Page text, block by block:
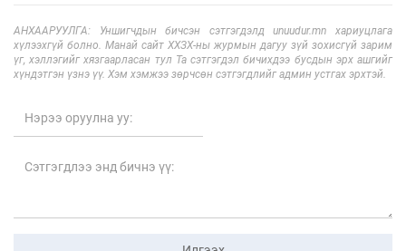
АНХААРУУЛГА: Уншигчдын бичсэн сэтгэгдэлд unuudur.mn хариуцлага
хүлээхгүй болно. Манай сайт ХХЗХ-ны журмын дагуу зүй зохисгүй зарим
үг, хэллэгийг хязгаарласан тул Та сэтгэгдэл бичихдээ бусдын эрх ашгийг
хүндэтгэн үзнэ үү. Хэм хэмжээ зөрчсөн сэтгэгдлийг админ устгах эрхтэй.